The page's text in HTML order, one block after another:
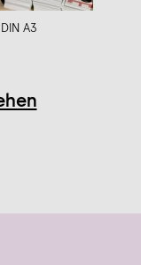
A3